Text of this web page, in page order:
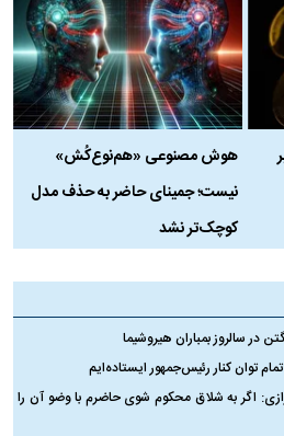
۱۶ تیر
هوش مصنوعی «هم‌نوع‌کُش»
نیست؛ جمینای حاضر به حذف مدل
کوچک‌تر نشد
در سالروز بمباران هیروشیما
توان کنار رئیس‌جمهور ایستاده‌ایم
اگر به شلاق محکوم شوی حاضرم با وضو آن را